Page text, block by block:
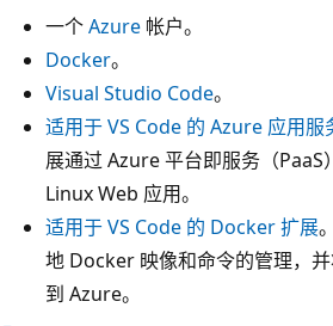
一个Azure 帐户。
Docker。
Visual Studio Code。
适用于 VS Code 的 Azure 应用服
展通过 Azure 平台即服务（PaaS
Linux Web 应用。
适用于 VS Code 的 Docker 扩展
地 Docker 映像和命令的管理，
到 Azure。